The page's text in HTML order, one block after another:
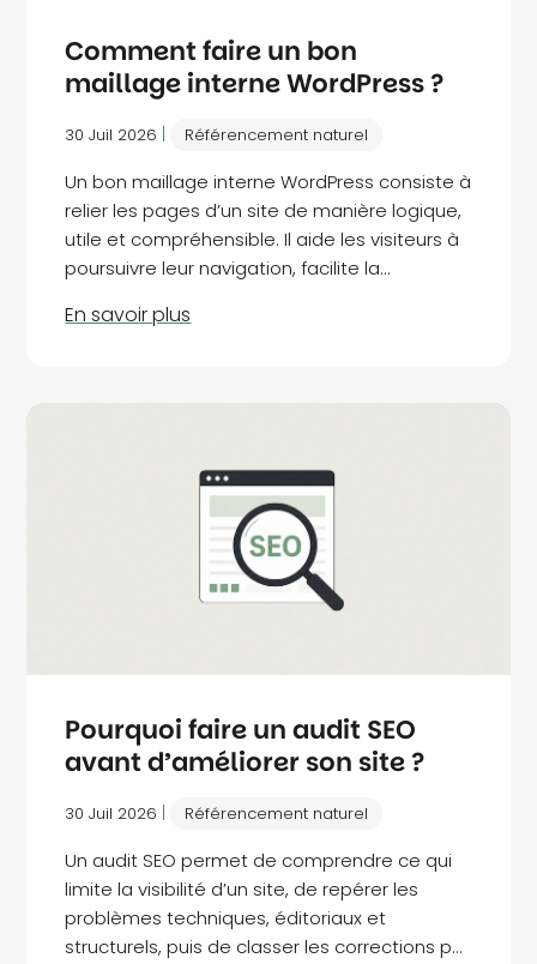
Comment faire un bon
maillage interne WordPress ?
30 Juil 2026 Référencement naturel
Un bon maillage interne WordPress consiste à
relier les pages d’un site de manière logique,
utile et compréhensible. Il aide les visiteurs à
poursuivre leur navigation, facilite la
en avant les pages les plus importantes. Pour
de construire une structure cohérente entre
les pages, les articles et les différentes
thématiques du site.
Pourquoi faire un audit SEO
avant d’améliorer son site ?
30 Juil 2026 | Référencement naturel
Un audit SEO permet de comprendre ce qui
limite la visibilité d’un site, de repérer les
problèmes techniques, éditoriaux et
structurels, puis de classer les corrections par